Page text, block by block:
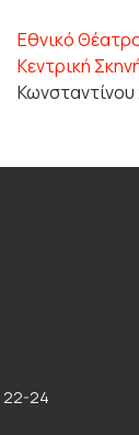
Εθνικό
Κεντρική
22-24